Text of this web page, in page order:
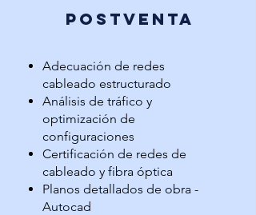
POSTVENTA
Adecuación de redes
cableado estructurado
Análisis de tráfico y
optimización de
configuraciones
Certificación de redes de
cableado y fibra óptica
Planos detallados de obra -
Autocad